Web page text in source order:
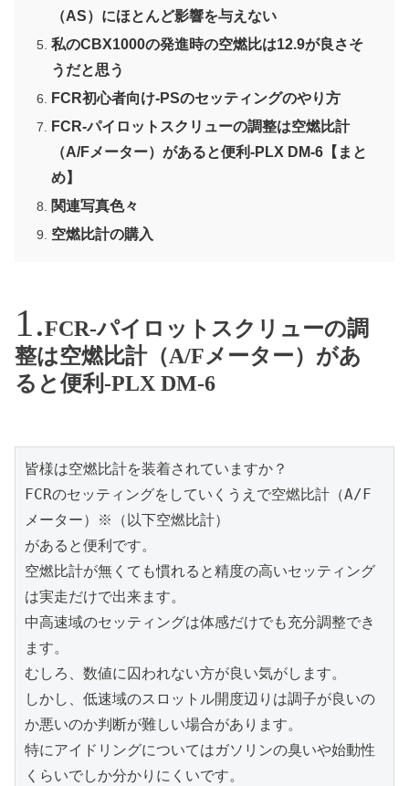
（AS）にほとんど影響を与えない
私のCBX1000の発進時の空燃比は12.9が良さそ
うだと思う
FCR初心者向け-PSのセッティングのやり方
FCR-パイロットスクリューの調整は空燃比計
（A/Fメーター）があると便利-PLX DM-6【まと
め】
関連写真色々
空燃比計の購入
FCR-パイロットスクリューの調
整は空燃比計（A/Fメーター）があ
ると便利-PLX DM-6
皆様は空燃比計を装着されていますか？
FCRのセッティングをしていくうえで空燃比計（A/F
メーター）※（以下空燃比計）
があると便利です。
空燃比計が無くても慣れると精度の高いセッティング
は実走だけで出来ます。
中高速域のセッティングは体感だけでも充分調整でき
ます。
むしろ、数値に囚われない方が良い気がします。
しかし、低速域のスロットル開度辺りは調子が良いの
か悪いのか判断が難しい場合があります。
特にアイドリングについてはガソリンの臭いや始動性
くらいでしか分かりにくいです。